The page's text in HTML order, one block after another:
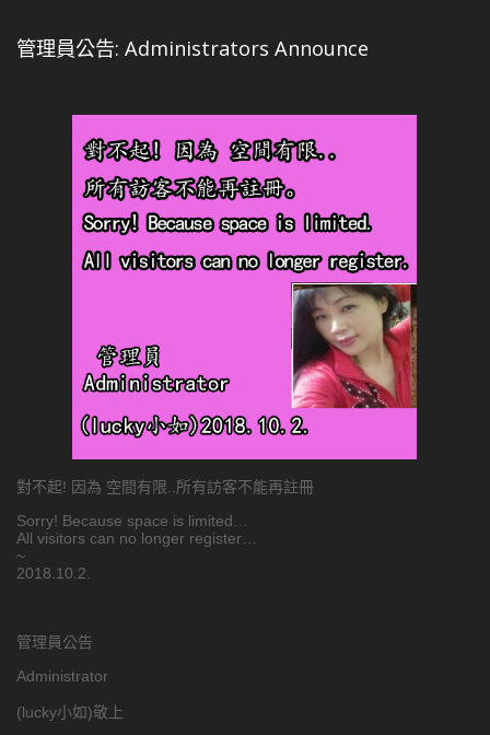
管理員公告: Administrators Announce
對不起! 因為 空間有限..所有訪客不能再註冊
Sorry! Because space is limited…
All visitors can no longer register…
~
2018.10.2.
管理員公告
Administrator
(lucky小如)敬上